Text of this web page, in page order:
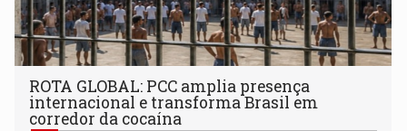
ROTA GLOBAL: PCC amplia presença
internacional e transforma Brasil em
corredor da cocaína